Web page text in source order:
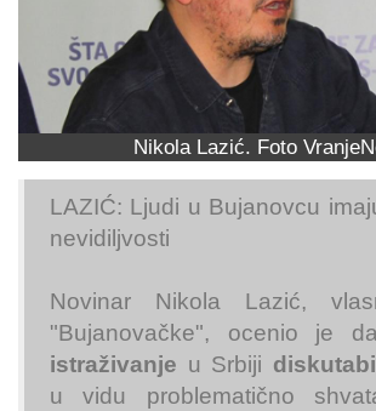
Nikola Lazić. Foto
LAZIĆ: Ljudi u Bujanovcu
nevidiljvosti
Novinar Nikola Lazić,
"Bujanovačke", ocenio je
istraživanje u Srbiji
u vidu problematično